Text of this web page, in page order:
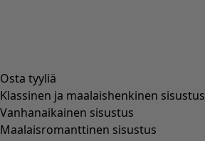
Osta tyyliä
Klassinen ja maalaishenkinen sisustus
Vanhanaikainen sisustus
Maalaisromanttinen sisustus